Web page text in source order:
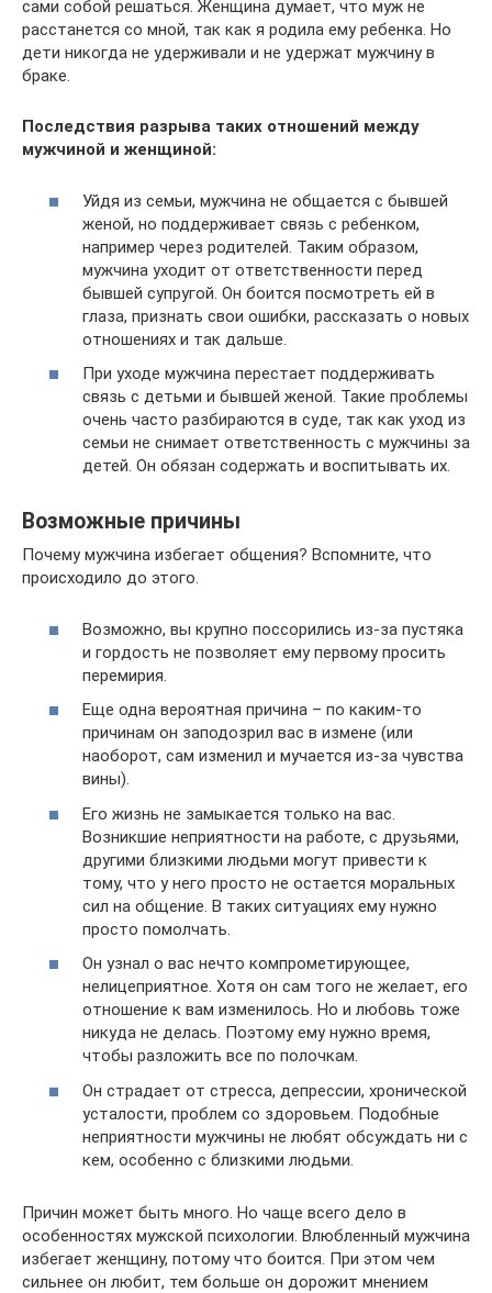
сами собой решаться. Женщина думает, что муж не
расстанется со мной, так как я родила ему ребенка. Но
дети никогда не удерживали и не удержат мужчину в
браке.
Последствия разрыва таких отношений между
мужчиной и женщиной:
Уйдя из семьи, мужчина не общается с бывшей
женой, но поддерживает связь с ребенком,
например через родителей. Таким образом,
мужчина уходит от ответственности перед
бывшей супругой. Он боится посмотреть ей в
глаза, признать свои ошибки, рассказать о новых
отношениях и так дальше.
При уходе мужчина перестает поддерживать
связь с детьми и бывшей женой. Такие проблемы
очень часто разбираются в суде, так как уход из
семьи не снимает ответственность с мужчины за
детей. Он обязан содержать и воспитывать их.
Возможные причины
Почему мужчина избегает общения? Вспомните, что
происходило до этого.
Возможно, вы крупно поссорились из-за пустяка
и гордость не позволяет ему первому просить
перемирия.
Еще одна вероятная причина – по каким-то
причинам он заподозрил вас в измене (или
наоборот, сам изменил и мучается из-за чувства
вины).
Его жизнь не замыкается только на вас.
Возникшие неприятности на работе, с друзьями,
другими близкими людьми могут привести к
тому, что у него просто не остается моральных
сил на общение. В таких ситуациях ему нужно
просто помолчать.
Он узнал о вас нечто компрометирующее,
нелицеприятное. Хотя он сам того не желает, его
отношение к вам изменилось. Но и любовь тоже
никуда не делась. Поэтому ему нужно время,
чтобы разложить все по полочкам.
Он страдает от стресса, депрессии, хронической
усталости, проблем со здоровьем. Подобные
неприятности мужчины не любят обсуждать ни с
кем, особенно с близкими людьми.
Причин может быть много. Но чаще всего дело в
особенностях мужской психологии. Влюбленный мужчина
избегает женщину, потому что боится. При этом чем
сильнее он любит, тем больше он дорожит мнением